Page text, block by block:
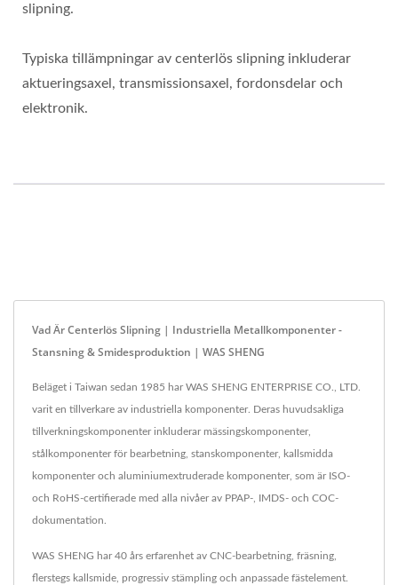
slipning.
Typiska tillämpningar av centerlös slipning inkluderar
aktueringsaxel, transmissionsaxel, fordonsdelar och
elektronik.
Vad Är Centerlös Slipning | Industriella Metallkomponenter -
Stansning & Smidesproduktion | WAS SHENG
Beläget i Taiwan sedan 1985 har WAS SHENG ENTERPRISE CO., LTD.
varit en tillverkare av industriella komponenter. Deras huvudsakliga
tillverkningskomponenter inkluderar mässingskomponenter,
stålkomponenter för bearbetning, stanskomponenter, kallsmidda
komponenter och aluminiumextruderade komponenter, som är ISO-
och RoHS-certifierade med alla nivåer av PPAP-, IMDS- och COC-
dokumentation.
WAS SHENG har 40 års erfarenhet av CNC-bearbetning, fräsning,
flerstegs kallsmide, progressiv stämpling och anpassade fästelement.